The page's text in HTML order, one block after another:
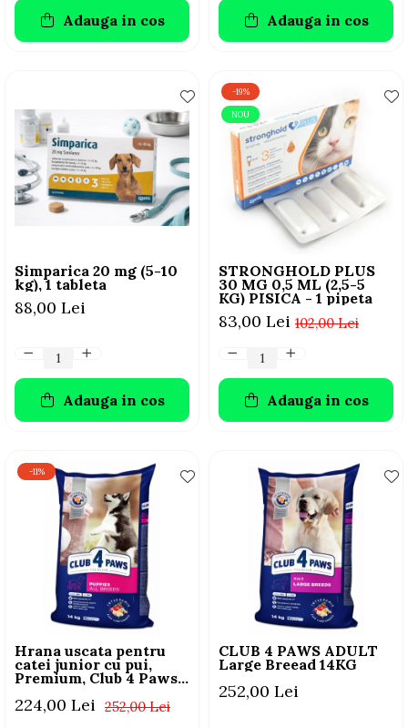
Adauga in cos Adauga in cos
Simparica 20 mg (5-10
kg), 1 tableta
88,00 Lei
Adauga in cos
-19%
NOU
STRONGHOLD PLUS
30 MG 0,5 ML (2,5-5
KG) PISICA - 1 pipeta
102,00 Lei
83,00 Lei
Adauga in cos
-11%
Hrana uscata pentru
catei junior cu pui,
Premium, Club 4 Paws,
252,00 Lei
224,00 Lei
CLUB 4 PAWS ADULT
Large Breead 14KG
252,00 Lei